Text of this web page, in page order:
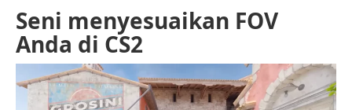
Seni menyesuaikan FOV
Anda di CS2